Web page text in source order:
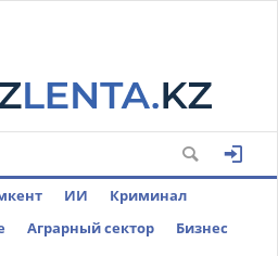
ИИ
Криминал
Аграрный сектор
Бизнес